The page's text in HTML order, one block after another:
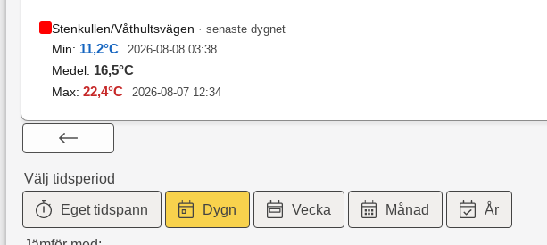
Stenkullen/Våthultsvägen · senaste dygnet
Min: 11,2°C 2026-08-08 03:38
Medel: 16,5°C
Max: 22,4°C 2026-08-07 12:34
Välj tidsperiod
Eget tidspann Dygn Vecka Månad År